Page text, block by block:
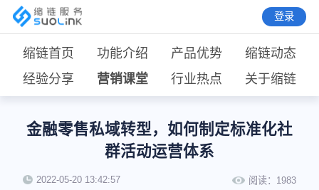
登录
缩链首页 功能介绍 产品优势
缩链动态
经验分享
营销课堂 行业热点 关于缩链
金融零售私域转型，如何制定标准化社
群活动运营体系
2022-05-20 13:42:57 阅读： 1983